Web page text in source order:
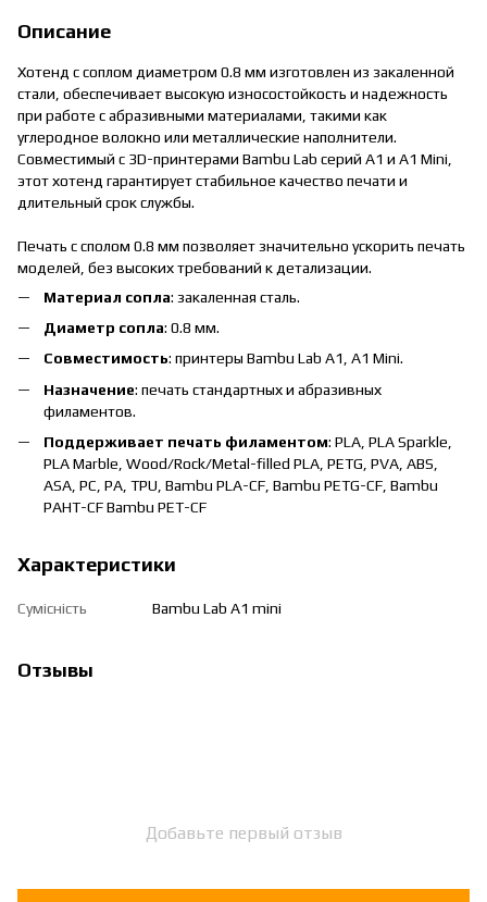
Описание
Хотенд с соплом диаметром 0.8 мм изготовлен из закаленной
стали, обеспечивает высокую износостойкость и надежность
при работе с абразивными материалами, такими как
углеродное волокно или металлические наполнители.
Совместимый с 3D-принтерами Bambu Lab серий A1 и A1 Mini,
этот хотенд гарантирует стабильное качество печати и
длительный срок службы.
Печать с сполом 0.8 мм позволяет значительно ускорить печать
моделей, без высоких требований к детализации.
Материал сопла: закаленная сталь.
Диаметр сопла: 0.8 мм.
Совместимость: принтеры Bambu Lab A1, A1 Mini.
Назначение: печать стандартных и абразивных
филаментов.
Поддерживает печать филаментом: PLA, PLA Sparkle,
PLA Marble, Wood/Rock/Metal-filled PLA, PETG, PVA, ABS,
ASA, PC, PA, TPU, Bambu PLA-CF, Bambu PETG-CF, Bambu
PAHT-CF Bambu PET-CF
Характеристики
Сумісність Bambu Lab A1 mini
Отзывы
Добавьте первый отзыв